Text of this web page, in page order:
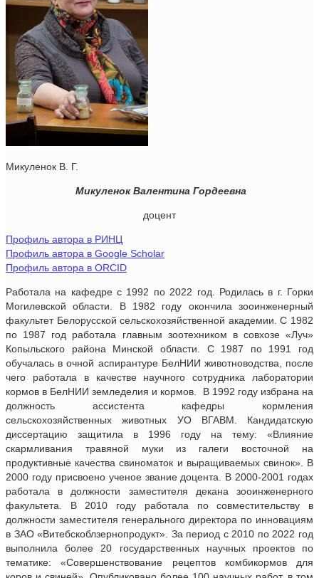
Микуленок В. Г.
Микуленок Валентина Гордеевна
доцент
Профиль автора в РИНЦ
Профиль автора в Google Scholar
Профиль автора в ORCID
Работала на кафедре с 1992 по 2022 год. Родилась в г. Горки
Могилевской области. В 1982 году окончила зооинженерный
факультет Белорусской сельскохозяйственной академии. С 1982
по 1987 год работала главным зоотехником в совхозе «Луч»
Копыльского района Минской области. С 1987 по 1991 год
обучалась в очной аспирантуре БелНИИ животноводства, после
чего работала в качестве научного сотрудника лаборатории
кормов в БелНИИ земледелия и кормов. В 1992 году избрана на
должность ассистента кафедры кормления
сельскохозяйственных животных УО ВГАВМ. Кандидатскую
диссертацию защитила в 1996 году на тему: «Влияние
скармливания травяной муки из галеги восточной на
продуктивные качества свиноматок и выращиваемых свинок». В
2000 году присвоено ученое звание доцента. В 2000-2001 годах
работала в должности заместителя декана зооинженерного
факультета. В 2010 году работала по совместительству в
должности заместителя генерального директора по инновациям
в ЗАО «Витебскоблзернопродукт». За период с 2010 по 2022 год
выполнила более 20 государственных научных проектов по
тематике: «Совершенствование рецептов комбикормов для